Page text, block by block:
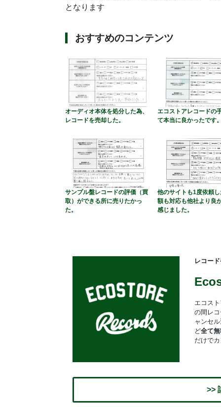
となります
おすすめのコンテンツ
オーディオ本体を処分した為、
レコードを売却した。
エコストアレコードの
て本当に良かったです。
サンプル盤レコードの評価（買
取）ができる所に売りたかっ
た。
他のサイトも1度依頼
額も対応も他社より良
感じました。
レコー
エコス
の間レ
ャンセ
ど全て無
だけで
>>